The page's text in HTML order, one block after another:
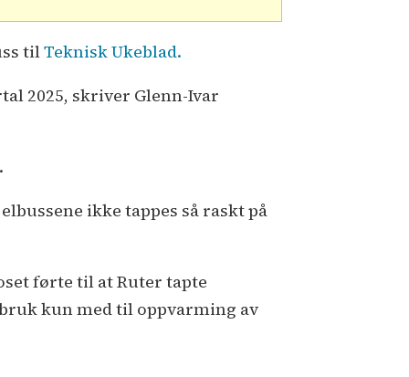
tilTeknisk Ukeblad.
2025, skriver Glenn-Ivar
ikke tappes så raskt på
førte til at Ruter tapte
kun med til oppvarming av